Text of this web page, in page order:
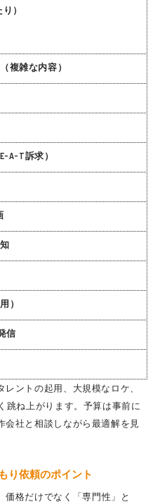
）
複雑な内容）
A-T訴求）
）
信
ントの起用、大規模なロケ、
跳ね上がります。予算は事前に
社と相談しながら最適解を見
り依頼のポイント
価格だけでなく「専門性」と